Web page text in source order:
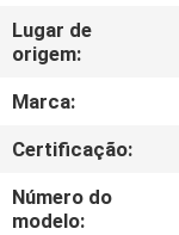
NÓS
EXCURSÃO
DA
FÁBRICA
Lugar de
origem:
Marca:
Certificação:
Número do
modelo: